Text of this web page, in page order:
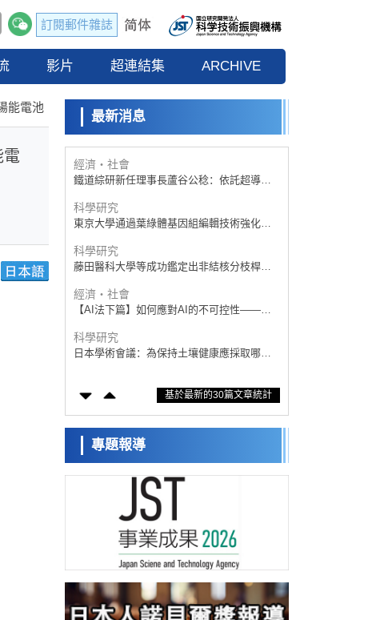
影片 超連結集 ARCHIVE
訂閱郵件雜誌
能電池
電
最新消息
央大學平野晉教授專訪
科學研究
【JST事業成果】開發低成本與低功耗的新型
AI處理器
促進青年研究人員赴海外開展研究
經濟・社會
鐵道綜研新任理事長蘆谷公稔：依託超導和
防災等核心優勢服務社會
科學研究
東京大學通過葉綠體基因組編輯技術強化碳
科學研究
藤田醫科大學等成功鑑定出非結核分枝桿菌
因菌株而異
經濟・社會
【AI法下篇】如何應對AI的不可控性——中
科學研究
日本學術會議：為保持土壤健康應採取哪些
科學研究
大阪大學開發基於水氫鍵網路的溫度預測新
【AI法上篇】如何對「將人生交給AI」保持
慶應義塾大學闡明腦內「游擊手」小膠質細
胞包裹保護受損神經細胞的機制，有望用於
科學研究
日本東北大學與橫濱橡膠全球首次從奈米尺
度揭示橡膠—黃銅黏接界面劣化抑制機制，
為提升輪胎安全性與耐久性的材料設計開闢
近畿大學等發現植物染料「日本茜」的紅色
成分可抑制老化與炎症，有望成為新型功能
群馬大學開發針對難治性癲癇的新型基因療
法，利用超小型GAD67啟動子抑制發作
科學研究
九州大學揭示夜間眼壓升高機制：兩種激素
基於最新的30篇文章統計
專題報導